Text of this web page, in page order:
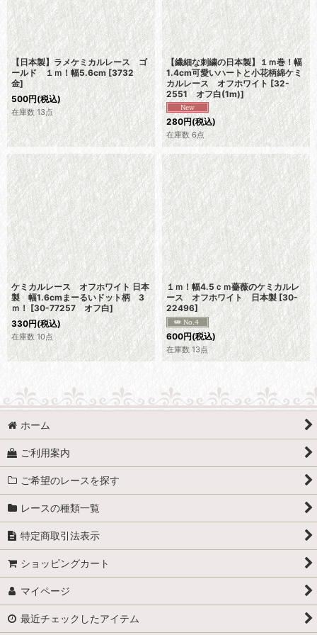
【日本製】ラメケミカルレース ゴ
ールド １ｍ！幅5.6cm [3732
金]
500円(税込)
在庫数 13点
【繊細な刺繍の日本製】１ｍ巻！幅
1.4cm可愛いハートと小花柄綿ケミ
カルレース オフホワイト [32-
2551 オフ白(1m)]
280円(税込)
在庫数 6点
ケミカルレース オフホワイト 日本
製 幅1.6cmまーるいドット柄 3
ｍ！ [30-77257 オフ白]
330円(税込)
在庫数 10点
１ｍ！幅4.5ｃｍ薔薇のケミカルレ
ース オフホワイト 日本製 [30-
22496]
600円(税込)
在庫数 13点
ホーム
ご利用案内
ご希望のレースを探す
レースの種類一覧
特定商取引法表示
ショッピングカート
マイページ
最近チェックしたアイテム